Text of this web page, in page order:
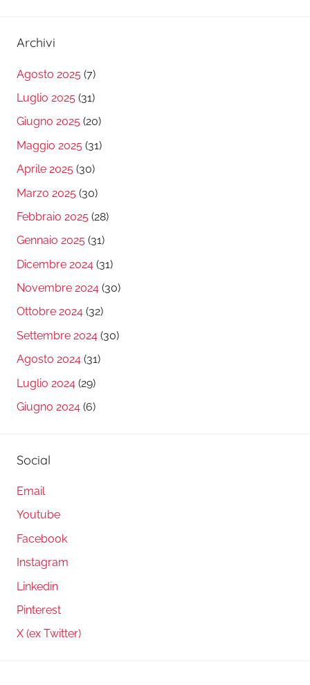
Archivi
Agosto 2025 (7)
Luglio 2025 (31)
Giugno 2025 (20)
Maggio 2025 (31)
Aprile 2025 (30)
Marzo 2025 (30)
Febbraio 2025 (28)
Gennaio 2025 (31)
Dicembre 2024 (31)
Novembre 2024 (30)
Ottobre 2024 (32)
Settembre 2024 (30)
Agosto 2024 (31)
Luglio 2024 (29)
Giugno 2024 (6)
Social
Email
Youtube
Facebook
Instagram
Linkedin
Pinterest
X (ex Twitter)